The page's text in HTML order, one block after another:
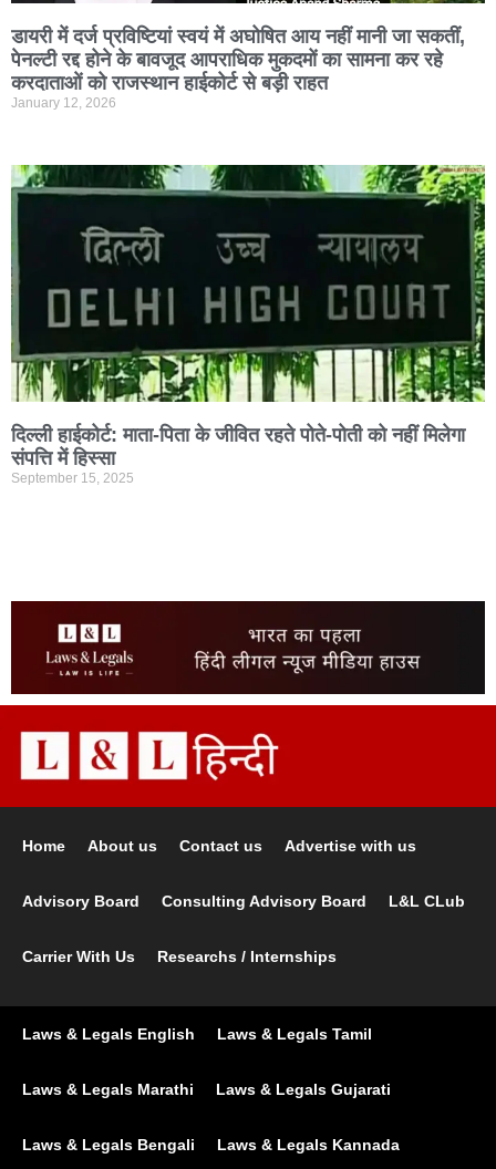
डायरी में दर्ज प्रविष्टियां स्वयं में अघोषित आय नहीं मानी जा सकतीं,
पेनल्टी रद्द होने के बावजूद आपराधिक मुकदमों का सामना कर रहे
करदाताओं को राजस्थान हाईकोर्ट से बड़ी राहत
January 12, 2026
दिल्ली हाईकोर्ट: माता-पिता के जीवित रहते पोते-पोती को नहीं मिलेगा
संपत्ति में हिस्सा
September 15, 2025
Home About us Contact us Advertise with us
Advisory Board Consulting Advisory Board L&L CLub
Carrier With Us Researchs / Internships
Laws & Legals English Laws & Legals Tamil
Laws & Legals Marathi Laws & Legals Gujarati
Laws & Legals Bengali Laws & Legals Kannada